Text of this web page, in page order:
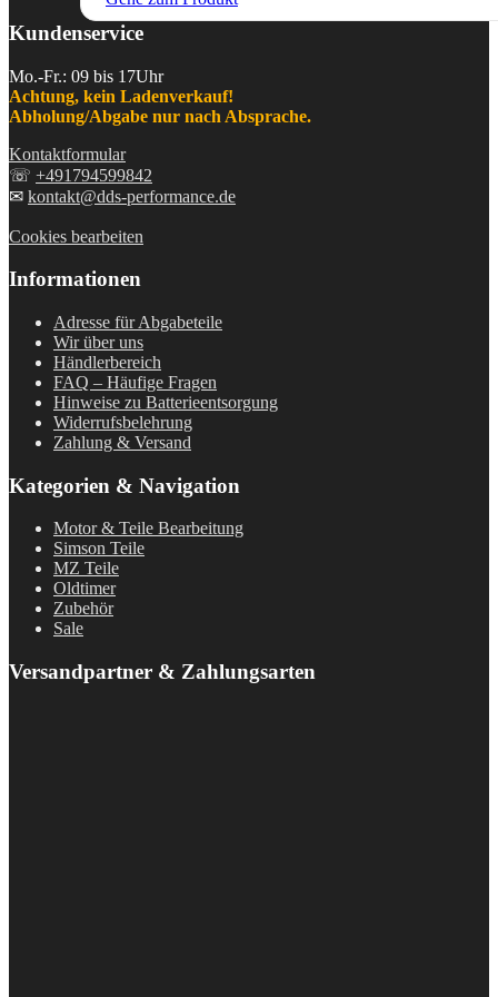
Kundenservice
Mo.-Fr.: 09 bis 17Uhr
Achtung, kein Ladenverkauf!
Abholung/Abgabe nur nach Absprache.
Kontaktformular
☏ +491794599842
✉ kontakt@dds-performance.de
Cookies bearbeiten
Informationen
Adresse für Abgabeteile
Wir über uns
Händlerbereich
FAQ – Häufige Fragen
Hinweise zu Batterieentsorgung
Widerrufsbelehrung
Zahlung & Versand
Kategorien & Navigation
Motor & Teile Bearbeitung
Simson Teile
MZ Teile
Oldtimer
Zubehör
Sale
Versandpartner & Zahlungsarten